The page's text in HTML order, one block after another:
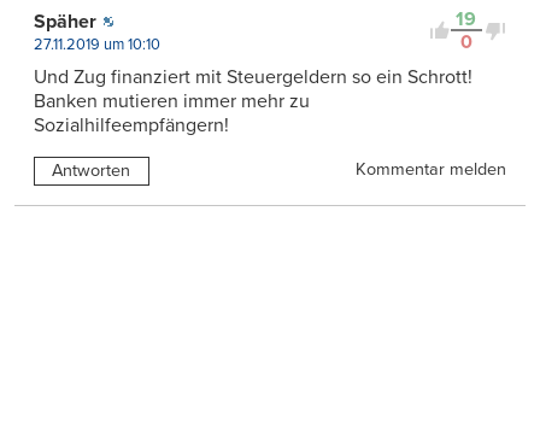
19
0
Späher
27.11.2019 um 10:10
Und Zug finanziert mit Steuergeldern so ein Schrott!
Banken mutieren immer mehr zu
Sozialhilfeempfängern!
Antworten Kommentar melden